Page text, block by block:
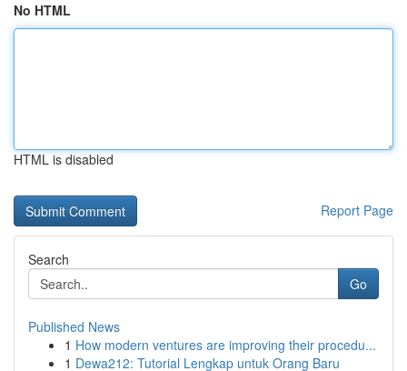
No HTML
HTML is disabled
Report Page
Search
Go
Published News
1 How modern ventures are improving their procedu...
1 Dewa212: Tutorial Lengkap untuk Orang Baru